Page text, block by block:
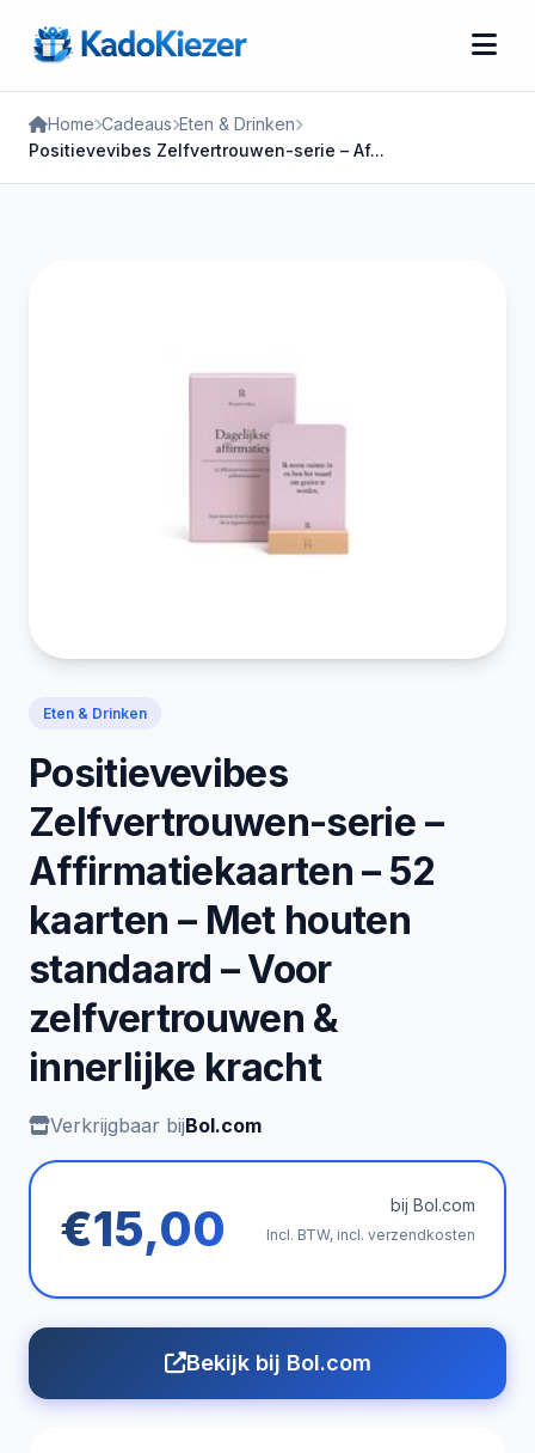
Home Cadeaus Eten & Drinken
Positievevibes Zelfvertrouwen-serie – Af...
Eten & Drinken
Positievevibes
Zelfvertrouwen-serie –
Affirmatiekaarten – 52
kaarten – Met houten
standaard – Voor
zelfvertrouwen &
innerlijke kracht
Verkrijgbaar bijBol.com
€15,00 bij Bol.com
Incl. BTW, incl. verzendkosten
Bekijk bij Bol.com